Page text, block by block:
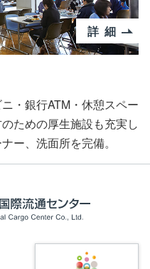
詳細
・銀行ATM・休憩スペー
ための厚生施設も充実し
ー、洗面所を完備。